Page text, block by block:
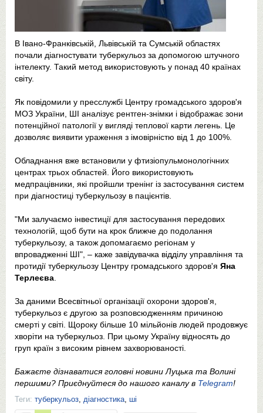
В Івано-Франківській, Львівській та Сумській областях
почали діагностувати туберкульоз за допомогою штучного
інтелекту. Такий метод використовують у понад 40 країнах
світу.
Як повідомили у пресслужбі Центру громадського здоров'я
МОЗ України, ШІ аналізує рентген-знімки і відображає зони
потенційної патології у вигляді теплової карти легень. Це
дозволяє виявити ураження з імовірністю від 1 до 100%.
Обладнання вже встановили у фтизіопульмонологічних
центрах трьох областей. Його використовують
медпрацівники, які пройшли тренінг із застосування систем
при діагностиці туберкульозу в пацієнтів.
"Ми залучаємо інвестиції для застосування передових
технологій, щоб бути на крок ближче до подолання
туберкульозу, а також допомагаємо регіонам у
впровадженні ШІ", – каже завідувачка відділу управління та
протидії туберкульозу Центру громадського здоров'я Яна
Терлеєва
За даними Всесвітньої організації охорони здоров'я,
туберкульоз є другою за розповсюдженням причиною
смерті у світі. Щороку більше 10 мільйонів людей продовжує
хворіти на туберкульоз. При цьому Україну відносять до
груп країн з високим рівнем захворюваності.
Бажаєте дізнаватися головні новини Луцька та Волині
першими? Приєднуйтеся до нашого каналу в Telegram!
Теги: туберкульоз, діагностика, ші